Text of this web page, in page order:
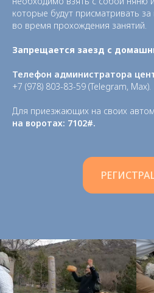
которые будут присматривать
во время прохождения занятий.
Запрещается заезд с
Телефон администратора
+7 (978) 803-83-59 (Telegram, Мах).
Для приезжающих на своих
на воротах: 7102#.
Расписание семинаров
О центре
Политика конфиденциальности
+7 978 793 09 82
+7 978 793 09 82